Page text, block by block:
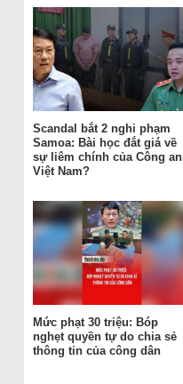
Scandal bắt 2 nghi phạm
Samoa: Bài học đắt giá về
sự liêm chính của Công an
Việt Nam?
Mức phạt 30 triệu: Bóp
nghẹt quyền tự do chia sẻ
thông tin của công dân